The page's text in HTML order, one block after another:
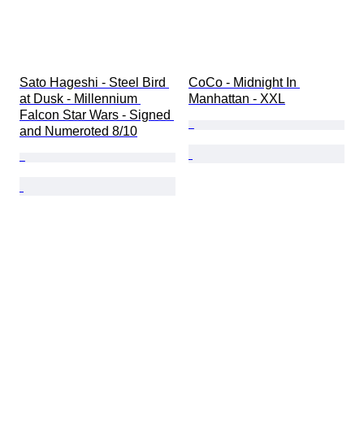
Sato Hageshi - Steel Bird
at Dusk - Millennium
Falcon Star Wars - Signed
and Numeroted 8/10
CoCo - Midnight In
Manhattan - XXL